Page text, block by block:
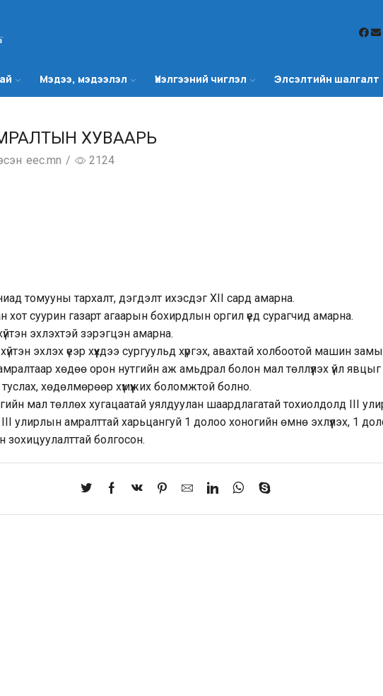
Мэдээ, мэдээлэл Үнэлгээний чиглэл Элсэлтийн шалгалт
ХУВААРЬ
eec.mn / 2124
томууны тархалт, дэгдэлт ихэсдэг XII сард амарна.
хот суурин газарт агаарын бохирдлын оргил үед сурагчид амарна.
эхлэхтэй зэрэгцэн амарна.
эхлэх үеэр хүүхдээ сургуульд хүргэх, авахтай холбоотой машин
хөдөө орон нутгийн аж амьдрал болон мал төллүүлэх үйл
хөдөлмөрөөр хүмүүжих боломжтой болно.
мал төллөх хугацаатай уялдуулан шаардлагатай тохиолдолд III
улирлын амралттай харьцангуй 1 долоо хоногийн өмнө эхлүүлэх, 1
зохицуулалттай болгосон.